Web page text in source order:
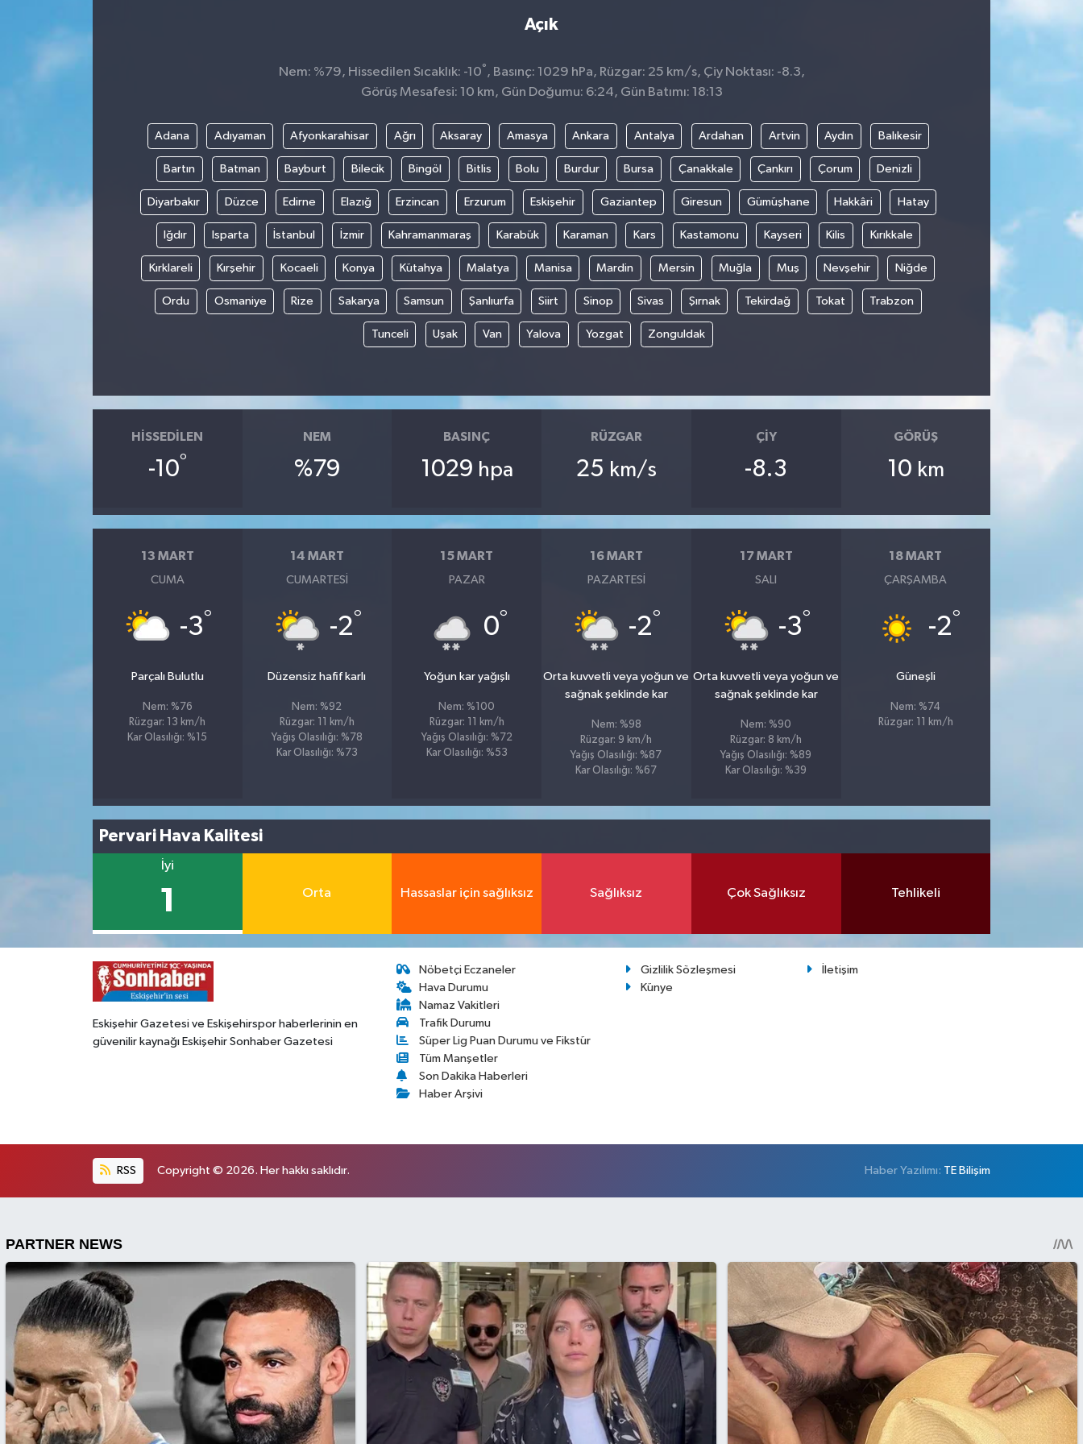
Açık
Nem: %79, Hissedilen Sıcaklık: -10° , Basınç: 1029 hPa, Rüzgar: 25 km/s, Çiy Noktası: -8.3,
Görüş Mesafesi: 10 km, Gün Doğumu: 6:24, Gün Batımı: 18:13
Adana Adıyaman Afyonkarahisar Ağrı Aksaray Amasya Ankara Antalya Ardahan Artvin Aydın Balıkesir
Bartın Batman Bayburt Bilecik Bingöl Bitlis Bolu Burdur Bursa Çanakkale Çankırı Çorum Denizli
Diyarbakır Düzce Edirne Elazığ Erzincan Erzurum Eskişehir Gaziantep Giresun Gümüşhane Hakkâri Hatay
Iğdır Isparta İstanbul İzmir Kahramanmaraş Karabük Karaman Kars Kastamonu Kayseri Kilis Kırıkkale
Kırklareli Kırşehir Kocaeli Konya Kütahya Malatya Manisa Mardin Mersin Muğla Muş Nevşehir Niğde
Ordu Osmaniye Rize Sakarya Samsun Şanlıurfa Siirt Sinop Sivas Şırnak Tekirdağ Tokat Trabzon
Tunceli Uşak Van Yalova Yozgat Zonguldak
HISSEDILEN
-10°
NEM
%79
BASINÇ
1029 hpa
RÜZGAR
25 km/s
ÇIY
-8.3
GÖRÜŞ
10 km
13 MART
CUMA
-3°
Parçalı Bulutlu
Nem: %76
Rüzgar: 13 km/h
Kar Olasılığı: %15
14 MART
CUMARTESI
-2°
Düzensiz hafif karlı
Nem: %92
Rüzgar: 11 km/h
Yağış Olasılığı: %78
Kar Olasılığı: %73
15 MART
PAZAR
0°
Yoğun kar yağışlı
Nem: %100
Rüzgar: 11 km/h
Yağış Olasılığı: %72
Kar Olasılığı: %53
16 MART
PAZARTESI
-2°
Orta kuvvetli veya yoğun ve
sağnak şeklinde kar
Nem: %98
Rüzgar: 9 km/h
Yağış Olasılığı: %87
Kar Olasılığı: %67
17 MART
SALI
-3°
Orta kuvvetli veya yoğun ve
sağnak şeklinde kar
Nem: %90
Rüzgar: 8 km/h
Yağış Olasılığı: %89
Kar Olasılığı: %39
18 MART
ÇARŞAMBA
-2°
Güneşli
Nem: %74
Rüzgar: 11 km/h
Pervari Hava Kalitesi
İyi
1 Orta Hassaslar için sağlıksız Sağlıksız Çok Sağlıksız Tehlikeli
Eskişehir Gazetesi ve Eskişehirspor haberlerinin en
güvenilir kaynağı Eskişehir Sonhaber Gazetesi
Nöbetçi Eczaneler
Hava Durumu
Namaz Vakitleri
Trafik Durumu
Süper Lig Puan Durumu ve Fikstür
Tüm Manşetler
Son Dakika Haberleri
Haber Arşivi
Gizlilik Sözleşmesi
İletişim
Künye
RSS Copyright © 2026. Her hakkı saklıdır. Haber Yazılımı: TE Bilişim
Siyaset